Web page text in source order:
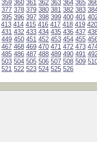
359 360 361 362 363 364 365
377 378 379 380 381 382 383
395 396 397 398 399 400 401
413 414 415 416 417 418 419 420
431 432 433 434 435 436 437
449 450 451 452 453 454 455
467 468 469 470 471 472 473
485 486 487 488 489 490 491
503 504 505 506 507 508 509
521 522 523 524 525 526